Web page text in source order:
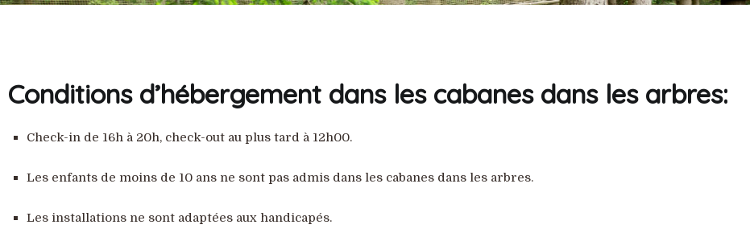
Conditions d’hébergement dans les cabanes dans les arbres:
Check-in de 16h à 20h, check-out au plus tard à 12h00.
Les enfants de moins de 10 ans ne sont pas admis dans les cabanes dans les arbres.
Les installations ne sont adaptées aux handicapés.